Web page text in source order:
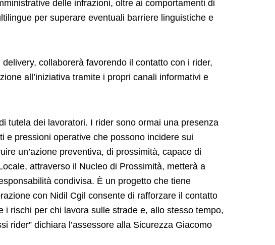
delle infrazioni, oltre ai comportamenti di
per superare eventuali barriere linguistiche e
collaborerà favorendo il contatto con i rider,
all’iniziativa tramite i propri canali informativi e
tutela dei lavoratori. I rider sono ormai una presenza
e pressioni operative che possono incidere sui
un’azione preventiva, di prossimità, capace di
attraverso il Nucleo di Prossimità, metterà a
condivisa. È un progetto che tiene
con Nidil Cgil consente di rafforzare il contatto
rischi per chi lavora sulle strade e, allo stesso tempo,
rider” dichiara l’assessore alla Sicurezza Giacomo